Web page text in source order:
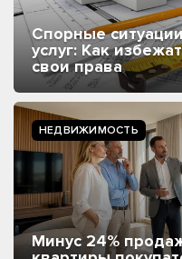
Спорные
услуг: Как
свои права
НЕДВИЖИМОСТЬ
Минус 24%